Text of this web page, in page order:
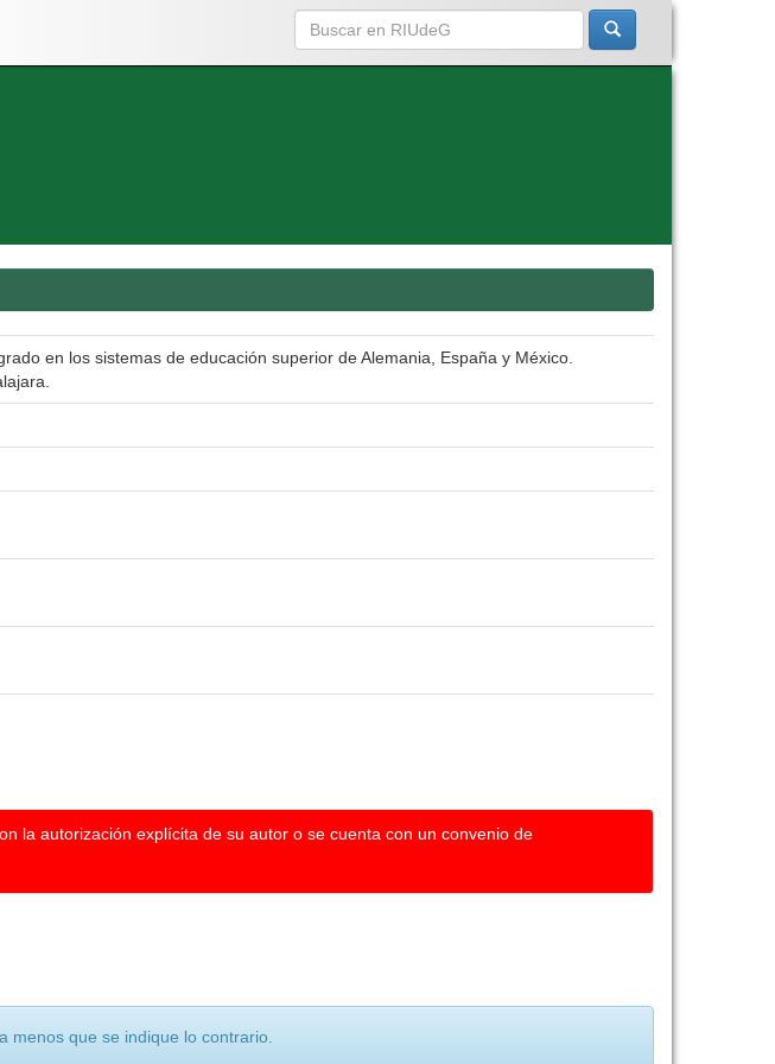
en los sistemas de educación superior de Alemania, España y México.
la autorización explícita de su autor o se cuenta con un convenio de
menos que se indique lo contrario.